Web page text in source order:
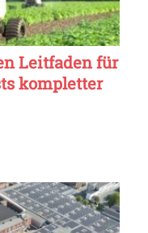
Leitfaden für
kompletter